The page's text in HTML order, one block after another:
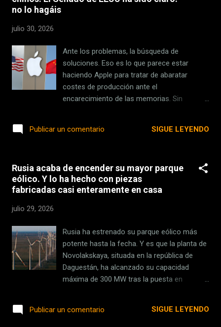
traerá un disco con el juego dentro, sino un
físico, hay que tener cuidado con comprar
una caja de 'GTA VI' para PS5 fuera de
nuestro país porque es posible que no
funcione en nuestra consola. Y resulta que
es una decisión de la que acaba de dar la
no lo hagáis
julio 30, 2026
Ante los problemas, la búsqueda de
soluciones. Eso es lo que parece estar
haciendo Apple para tratar de abaratar
costes de producción ante el
encarecimiento de las memorias. Sin
Unidos y hasta el Senado ha pedido
memorias inédita por el auge de la IA. Apple
ha sido una de las compañías más
afectadas y, reconociendo que nunca habían
frente al conflicto. Todo ello sin dejar de
buscar soluciones como acuerdos con
nuevos socios. Una de las plantas de
fabricación de CXMT en la ciudad china de
Hefei CXMT e YMTC entran en escena.
dos de lo...
Publicar un comentario SIGUE LEYENDO
Rusia acaba de encender su mayor parque
eólico. Y lo ha hecho con piezas
fabricadas casi enteramente en casa
julio 29, 2026
Rusia ha estrenado su parque eólico más
potente hasta la fecha. Y es que la planta de
Novolakskaya, situada en la república de
Daguestán, ha alcanzado su capacidad
máxima de 300 MW tras la puesta en
jamás construida en el país. Bajo estas
Publicar un comentario SIGUE LEYENDO